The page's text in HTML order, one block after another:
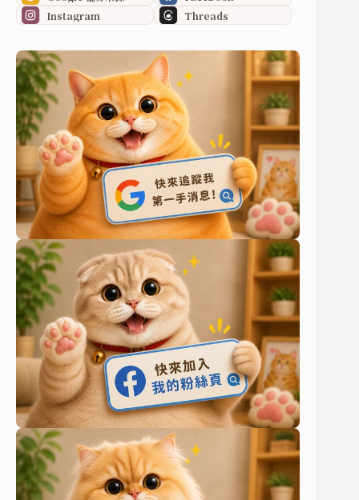
Instagram
Threads